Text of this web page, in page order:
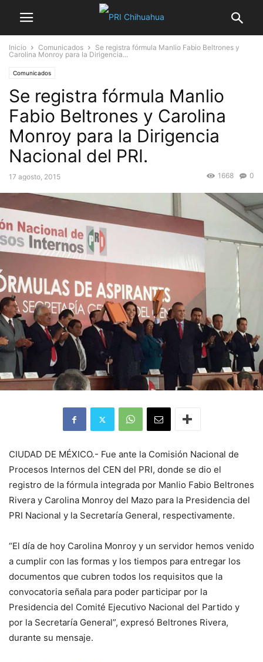
Inicio Comunicados
Se registra fórmula Manlio Fabio Beltrones y
Carolina Monroy para la Dirigencia...
Comunicados
Se registra fórmula Manlio
Fabio Beltrones y Carolina
Monroy para la Dirigencia
Nacional del PRI.
17 agosto, 2015 0
1668
CIUDAD DE MÉXICO.- Fue ante la Comisión Nacional de
Procesos Internos del CEN del PRI, donde se dio el
registro de la fórmula integrada por Manlio Fabio Beltrones
Rivera y Carolina Monroy del Mazo para la Presidencia del
PRI Nacional y la Secretaría General, respectivamente.
“El día de hoy Carolina Monroy y un servidor hemos venido
a cumplir con las formas y los tiempos para entregar los
documentos que cubren todos los requisitos que la
convocatoria señala para poder participar por la
Presidencia del Comité Ejecutivo Nacional del Partido y
por la Secretaría General”, expresó Beltrones Rivera,
durante su mensaje.